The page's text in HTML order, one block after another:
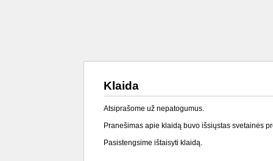
Klaida
Atsiprašome už nepatogumus.
Pranešimas apie klaidą buvo išsiųstas svetainės
Pasistengsime ištaisyti klaidą.